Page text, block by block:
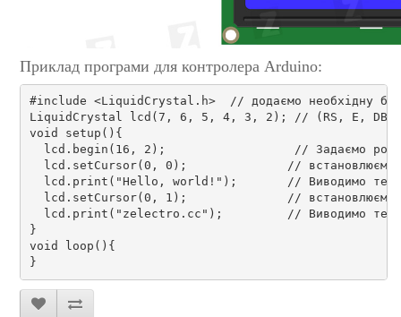
Приклад програми для контролера Arduino:
#include <LiquidCrystal.h>  // додаємо необхідну
LiquidCrystal lcd(7, 6, 5, 4, 3, 2); // (RS, E, DB4,
void setup(){
lcd.begin(16, 2);                  // Задаємо
lcd.setCursor(0, 0);              // встановлюємо
lcd.print("Hello, world!");       // Виводимо
lcd.setCursor(0, 1);              // встановлюємо
lcd.print("zelectro.cc");         // Виводимо
}
void loop(){
}